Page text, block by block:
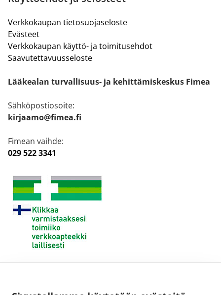
Verkkokaupan tietosuojaseloste
Evästeet
Verkkokaupan käyttö- ja toimitusehdot
Saavutettavuusseloste
Lääkealan turvallisuus- ja kehittämiskeskus Fimea
Sähköpostiosoite:
kirjaamo@fimea.fi
Fimean vaihde:
029 522 3341